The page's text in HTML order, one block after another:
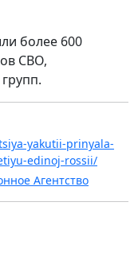
более 600
СВО,
yakutii-prinyala-
edinoj-rossii/
Агентство